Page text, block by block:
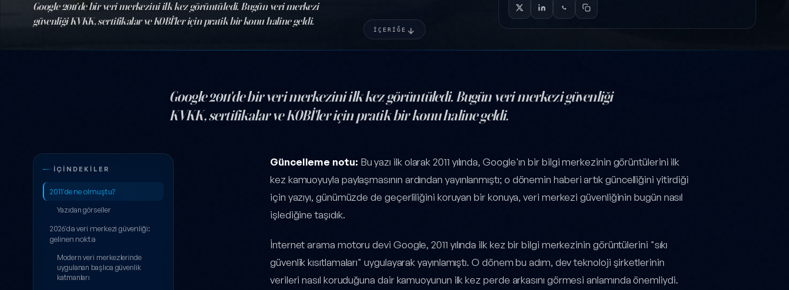
Google 2011'de bir veri merkezini ilk kez görüntüledi. Bugün veri merkezi
güvenliği KVKK, sertifikalar ve KOBİ'ler için pratik bir konu haline geldi.
İÇERİĞE
Google 2011'de bir veri merkezini ilk kez görüntüledi. Bugün veri merkezi güvenliği
KVKK, sertifikalar ve KOBİ'ler için pratik bir konu haline geldi.
İÇINDEKILER
2011'de ne olmuştu?
Yazıdan görseller
2026'da veri merkezi güvenliği:
gelinen nokta
Modern veri merkezlerinde
uygulanan başlıca güvenlik
katmanları
Veri Merkezi Güvenliği: Google'dan 2026'ya Neler Değişti — yazı içeriği
Güncelleme notu: Bu yazı ilk olarak 2011 yılında, Google'ın bir bilgi merkezinin görüntülerini ilk
kez kamuoyuyla paylaşmasının ardından yayınlanmıştı; o dönemin haberi artık güncelliğini yitirdiği
için yazıyı, günümüzde de geçerliliğini koruyan bir konuya, veri merkezi güvenliğinin bugün nasıl
işlediğine taşıdık.
İnternet arama motoru devi Google, 2011 yılında ilk kez bir bilgi merkezinin görüntülerini "sıkı
güvenlik kısıtlamaları" uygulayarak yayınlamıştı. O dönem bu adım, dev teknoloji şirketlerinin
verileri nasıl koruduğuna dair kamuoyunun ilk kez perde arkasını görmesi anlamında önemliydi.